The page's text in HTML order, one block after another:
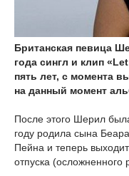
Британская певица
года сингл и клип
пять лет, с момента
на данный момент
После этого Шерил
году родила сына
Пейна и теперь
отпуска